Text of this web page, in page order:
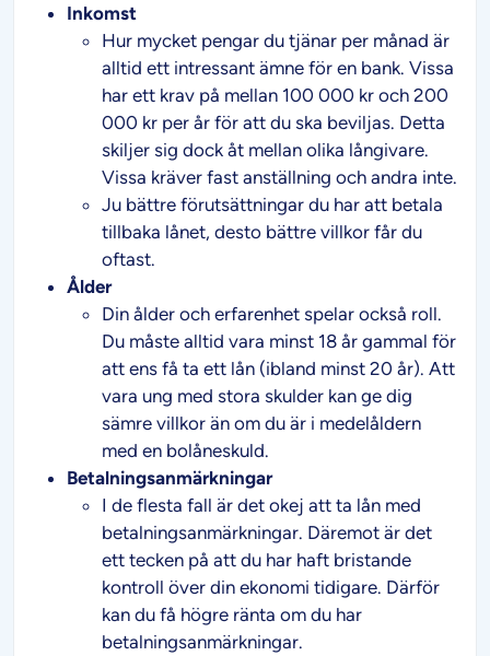
Inkomst
Hur mycket pengar du tjänar per månad är
alltid ett intressant ämne för en bank. Vissa
har ett krav på mellan 100 000 kr och 200
000 kr per år för att du ska beviljas. Detta
skiljer sig dock åt mellan olika långivare.
Vissa kräver fast anställning och andra inte.
Ju bättre förutsättningar du har att betala
tillbaka lånet, desto bättre villkor får du
oftast.
Ålder
Din ålder och erfarenhet spelar också roll.
Du måste alltid vara minst 18 år gammal för
att ens få ta ett lån (ibland minst 20 år). Att
vara ung med stora skulder kan ge dig
sämre villkor än om du är i medelåldern
med en bolåneskuld.
Betalningsanmärkningar
I de flesta fall är det okej att ta lån med
betalningsanmärkningar. Däremot är det
ett tecken på att du har haft bristande
kontroll över din ekonomi tidigare. Därför
kan du få högre ränta om du har
betalningsanmärkningar.